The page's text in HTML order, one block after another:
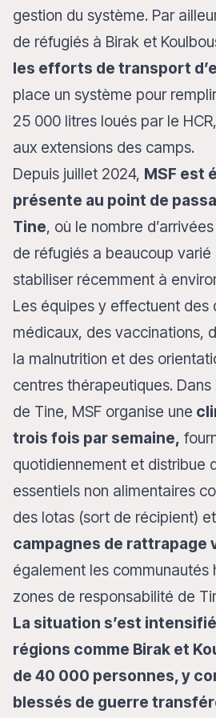
gestion du système. Par
de réfugiés à Birak et
les efforts de transport
place un système pour
25 000 litres loués par le
aux extensions des camps.
Depuis juillet 2024, MSF est
présente au point de
Tine, où le nombre
de réfugiés a beaucoup
stabiliser récemment à
Les équipes y effectuent des
médicaux, des vaccinations,
la malnutrition et des
centres thérapeutiques.
de Tine, MSF organise une
trois fois par semaine,
quotidiennement et distribue
essentiels non alimentaires
des lotas (sort de récipient)
campagnes de rattrapage
également les communautés
zones de responsabilité de
La situation s’est
régions comme Birak et
de 40 000 personnes, y
blessés de guerre